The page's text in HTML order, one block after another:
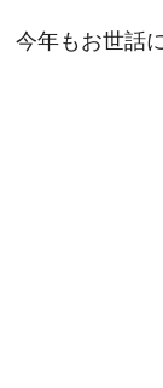
今年もお世話